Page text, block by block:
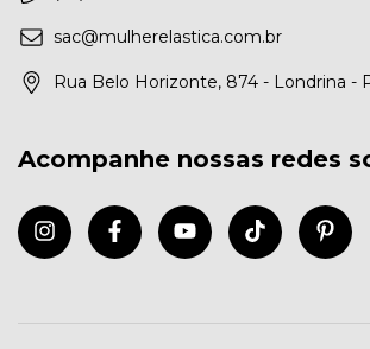
sac@mulherelastica.com.br
Rua Belo Horizonte, 874 - Londrina -
Acompanhe nossas redes